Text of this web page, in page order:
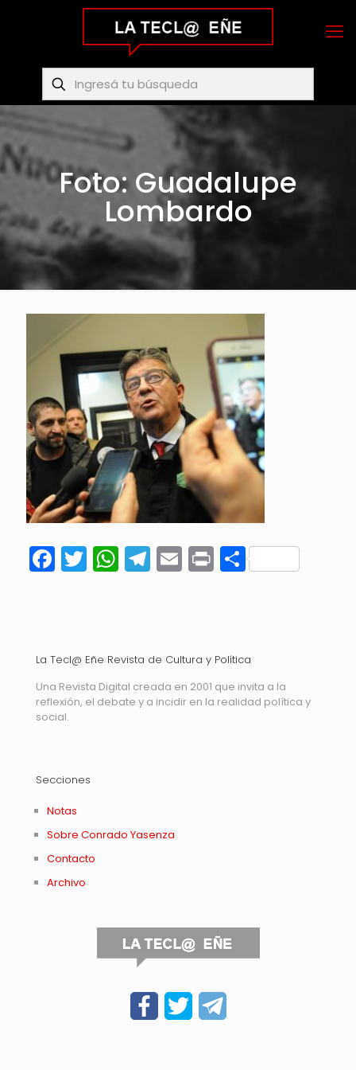
Foto: Guadalupe
Lombardo
Facebook
Twitter
WhatsApp
Telegram
Email
Print
La Tecl@ Eñe Revista de Cultura y Política
Una Revista Digital creada en 2001 que invita a la
reflexión, el debate y a incidir en la realidad política y
social.
Secciones
Notas
Sobre Conrado Yasenza
Contacto
Archivo